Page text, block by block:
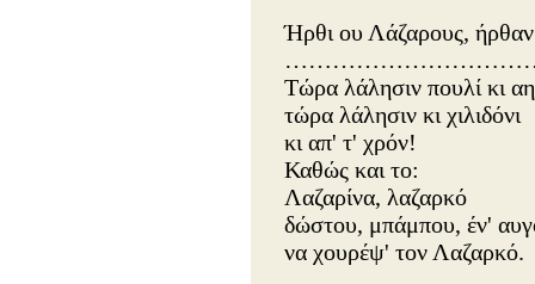
Ήρθι ου Λάζαρους,
Τώρα λάλησιν πουλί κι
τώρα λάλησιν κι χιλιδόνι
κι απ' τ' χρόν!
Καθώς και το:
Λαζαρίνα, λαζαρκό
δώστου, μπάμπου, έν'
να χουρέψ' τον Λαζαρκό.